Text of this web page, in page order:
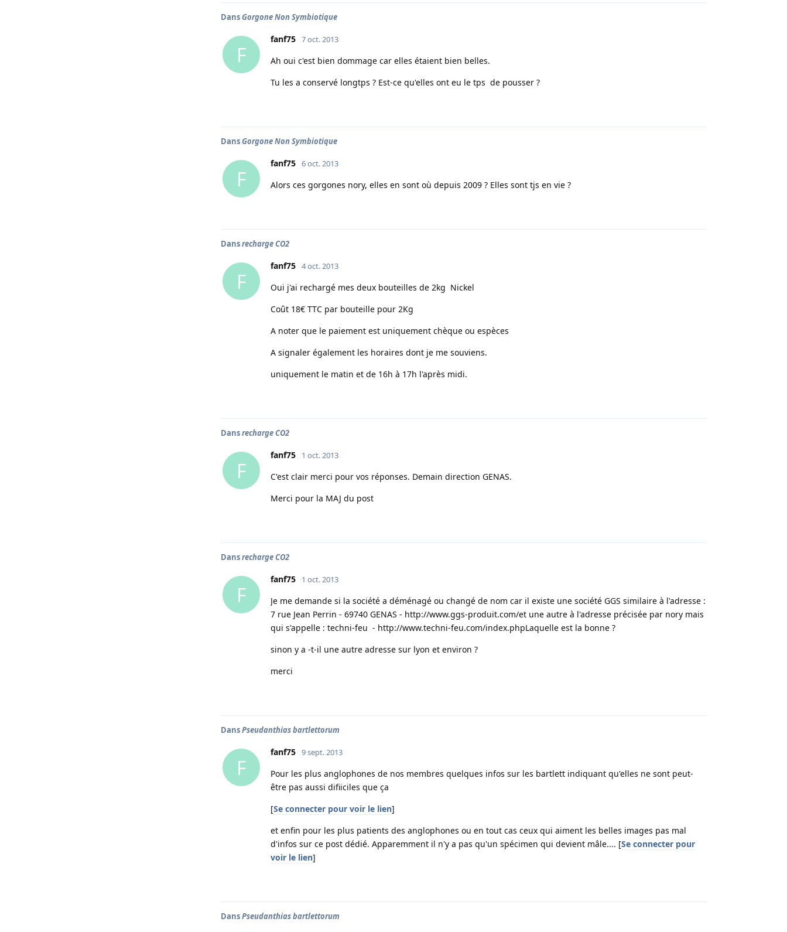
DansGorgone Non Symbiotique
F
fanf75 7 oct. 2013
Ah oui c'est bien dommage car elles étaient bien belles.
Tu les a conservé longtps ? Est-ce qu'elles ont eu le tps de pousser ?
DansGorgone Non Symbiotique
F
fanf75 6 oct. 2013
Alors ces gorgones nory, elles en sont où depuis 2009 ? Elles sont tjs en vie ?
Dansrecharge CO2
F
fanf75 4 oct. 2013
Oui j'ai rechargé mes deux bouteilles de 2kg Nickel
Coût 18€ TTC par bouteille pour 2Kg
A noter que le paiement est uniquement chèque ou espèces
A signaler également les horaires dont je me souviens.
uniquement le matin et de 16h à 17h l'après midi.
Dansrecharge CO2
F
fanf75 1 oct. 2013
C'est clair merci pour vos réponses. Demain direction GENAS.
Merci pour la MAJ du post
Dansrecharge CO2
F
fanf75 1 oct. 2013
Je me demande si la société a déménagé ou changé de nom car il existe une société GGS similaire à l'adresse :
7 rue Jean Perrin - 69740 GENAS - http://www.ggs-produit.com/et une autre à l'adresse précisée par nory mais
qui s'appelle : techni-feu - http://www.techni-feu.com/index.phpLaquelle est la bonne ?
sinon y a -t-il une autre adresse sur lyon et environ ?
merci
DansPseudanthias bartlettorum
F
fanf75 9 sept. 2013
Pour les plus anglophones de nos membres quelques infos sur les bartlett indiquant qu'elles ne sont peut-
être pas aussi difiiciles que ça
[Se connecter pour voir le lien]
et enfin pour les plus patients des anglophones ou en tout cas ceux qui aiment les belles images pas mal
d'infos sur ce post dédié. Apparemment il n'y a pas qu'un spécimen qui devient mâle.... [Se connecter pour
voir le lien]
DansPseudanthias bartlettorum